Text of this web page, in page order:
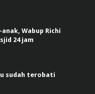
Wabup Richi
24 jam
sudah terobati